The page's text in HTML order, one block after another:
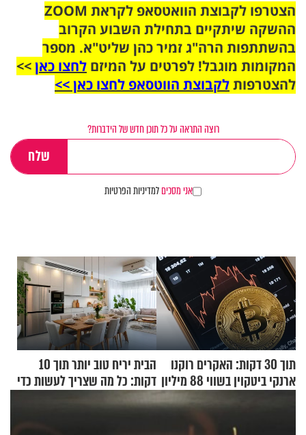
הצטרפו לקבוצת הוואטסאפ לקראת ZOOM
ההשקה שיתקיים בתחילת השבוע הקרוב
בהשתתפות הרה"ג זמיר כהן שליט"א. מספר
המקומות מוגבל! לפרטים על המיזם לחצו כאן>>
להצטרפותלקבוצת הווטסאפ לחצו כאן >>
רוצה התראה על כל תוכן חדש של הידברות?
אני מסכיםלמדיניות הפרטיות
תוך 30 דקות: האקרים רוקנו
ארנקי ביטקוין בשווי 88 מיליון
הבית יריח טוב יותר תוך 10
דקות: כל מה שצריך לעשות כדי
לרענן את הבית